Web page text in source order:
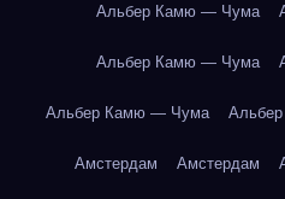
Альбер Камю — Чума
Альбер Камю — Чума
Альбер Камю — Чума
Амстердам Амстердам